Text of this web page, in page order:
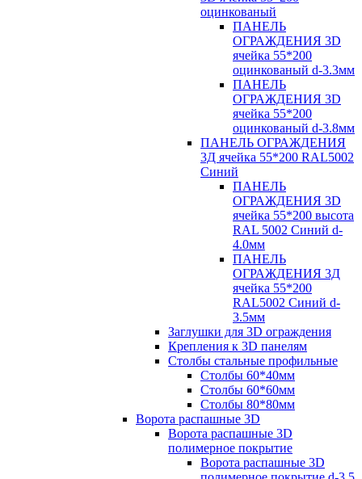
оцинкованый
ПАНЕЛЬ
ОГРАЖДЕНИЯ 3D
ячейка 55*200
оцинкованый d-3.3мм
ПАНЕЛЬ
ОГРАЖДЕНИЯ 3D
ячейка 55*200
оцинкованый d-3.8мм
ПАНЕЛЬ ОГРАЖДЕНИЯ
3Д ячейка 55*200 RAL5002
Синий
ПАНЕЛЬ
ОГРАЖДЕНИЯ 3D
ячейка 55*200 высота
RAL 5002 Синий d-
4.0мм
ПАНЕЛЬ
ОГРАЖДЕНИЯ 3Д
ячейка 55*200
RAL5002 Синий d-
3.5мм
Заглушки для 3D ограждения
Крепления к 3D панелям
Столбы стальные профильные
Столбы 60*40мм
Столбы 60*60мм
Столбы 80*80мм
Ворота распашные 3D
Ворота распашные 3D
полимерное покрытие
Ворота распашные 3D